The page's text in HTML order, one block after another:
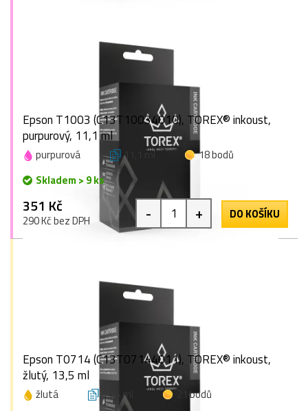
Epson T1003 (C13T10034010), TOREX® inkoust,
purpurový, 11,1 ml
purpurová 11,1 ml
18 bodů
Skladem > 9 ks
351 Kč
290 Kč bez DPH - + DO KOŠÍKU
Epson T0714 (C13T07144011), TOREX® inkoust,
žlutý, 13,5 ml
žlutá 13,5 ml
21 bodů